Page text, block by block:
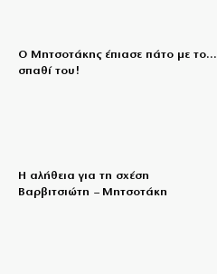
Ο Μητσοτάκης έπιασε πάτο με το…
σπαθί του!
Η αλήθεια για τη σχέση
Βαρβιτσιώτη – Μητσοτάκη